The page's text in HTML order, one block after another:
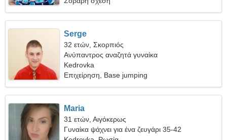
Serge
32 ετών, Σκορπιός
Ανύπαντρος αναζητά γυναίκα
Kedrovka
Επιχείρηση, Base jumping
Maria
31 ετών, Αιγόκερως
Γυναίκα ψάχνει για ένα ζευγάρι 35-42